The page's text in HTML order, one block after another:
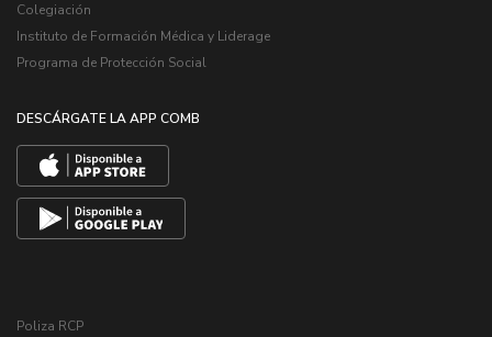
Colegiación
Instituto de Formación Médica y Liderage
Programa de Protección Social
DESCÁRGATE LA APP COMB
Poliza RCP